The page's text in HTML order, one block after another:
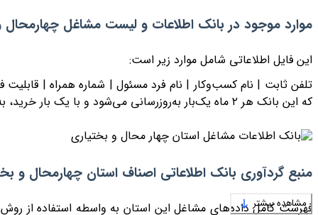
موارد موجود در بانک اطلاعات و لیست مشاغل چهارمحال
این فایل اطلاعاتی شامل موارد زیر است:
تلفن ثابت | نام کسب‌وکار | نام فرد مسئول | شماره همراه | قابلیت
که این بانک هر ۲ ماه یک‌بار به‌روزرسانی می‌شود و با یک بار
منبع گردآوری بانک اطلاعاتی اصناف استان چهارمحال و
فهرست کامل داده‌های مشاغل این استان به واسطه استفاده از
مشاهده بیشتر